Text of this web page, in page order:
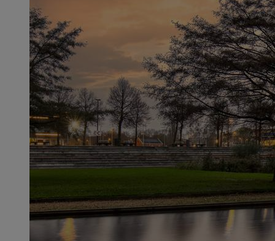
4.4 / 5
イビス ロッテルダム シティ センター
Situated in the heart of Rotterdam, 5 minute walk of top
attractions
グリーンキーゴールド -認定
ブラーク駅まで徒歩3分
最大のヨーロッパのフードコートMarkthalから500 m